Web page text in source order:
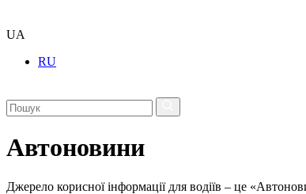
UA
RU
Автоновини
Джерело корисної інформації для водіїв – це